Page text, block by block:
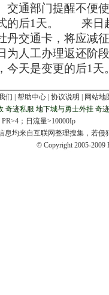
交通部门提醒不便
的后1天。 来日
丹交通卡，将应减
为人工办理返还阶
今天是变更的后1天
们 | 帮助中心 | 协议说明 | 网站地
奇迹私服 地下城与勇士外挂 奇
；日流量>10000Ip
息均来自互联网整理搜集，若侵
© Copyright 2005-2009